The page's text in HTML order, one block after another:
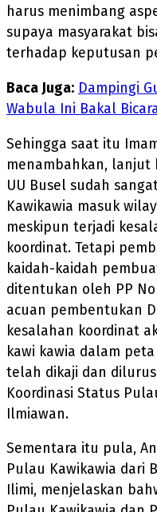
harus menimbang
supaya masyarakat
terhadap keputusan
Baca Juga: Dampingi
Wabula Ini Bakal
Sehingga saat itu
menambahkan, lanjut
UU Busel sudah
Kawikawia masuk
meskipun terjadi
koordinat. Tetapi
kaidah-kaidah
ditentukan oleh PP
acuan pembentukan
kesalahan koordinat
kawi kawia dalam
telah dikaji dan
Koordinasi Status
Ilmiawan.
Sementara itu pula,
Pulau Kawikawia dari
Ilimi, menjelaskan